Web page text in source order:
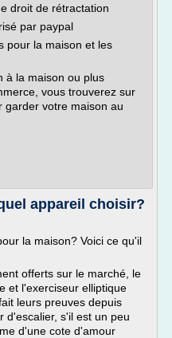
droit de rétractation
par paypal
pour la maison et les
à la maison ou plus
vous trouverez sur
garder votre maison au
appareil choisir?
la maison? Voici ce qu'il
offerts sur le marché, le
et l'exerciseur elliptique
leurs preuves depuis
d'escalier, s'il est un peu
d'une cote d'amour